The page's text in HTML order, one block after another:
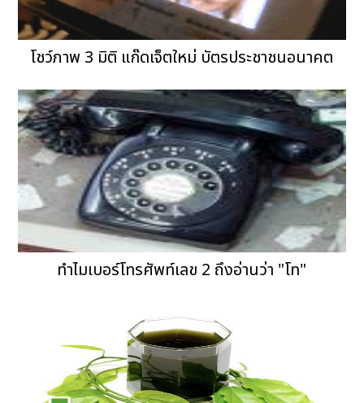
โชว์ภาพ 3 มิติ แก๊ดเจ็ตใหม่ บัตรประชาชนอนาคต
ทำไมเบอร์โทรศัพท์เลข 2 ถึงอ่านว่า "โท"